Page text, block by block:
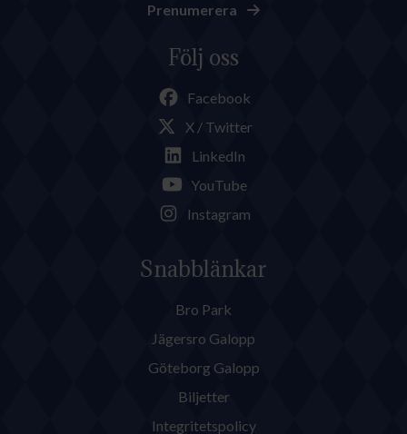
Prenumerera
Följ oss
Facebook
X / Twitter
LinkedIn
YouTube
Instagram
Snabblänkar
Bro Park
Jägersro Galopp
Göteborg Galopp
Biljetter
Integritetspolicy